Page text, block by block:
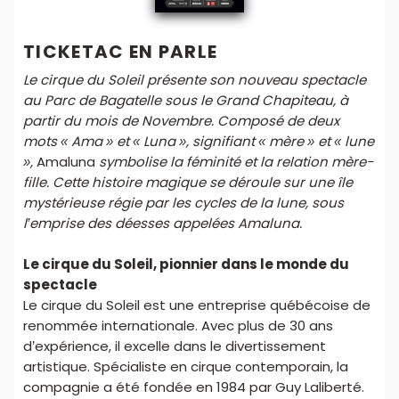
inclus, sur justificatif. - Tarif Adulte : à partir de 12 ans. -
Etudiant : sur présentation d'une carte étudiant en
cours de validité.
TICKETAC EN PARLE
Le cirque du Soleil présente son nouveau spectacle
au Parc de Bagatelle sous le Grand Chapiteau, à
partir du mois de Novembre. Composé de deux
mots « Ama » et « Luna », signifiant « mère » et « lune
»,Amaluna symbolise la féminité et la relation mère-
fille. Cette histoire magique se déroule sur une île
mystérieuse régie par les cycles de la lune, sous
l’emprise des déesses appelées Amaluna.
Le cirque du Soleil, pionnier dans le monde du
spectacle
Le cirque du Soleil est une entreprise québécoise de
renommée internationale. Avec plus de 30 ans
d’expérience, il excelle dans le divertissement
artistique. Spécialiste en cirque contemporain, la
compagnie a été fondée en 1984 par Guy Laliberté.